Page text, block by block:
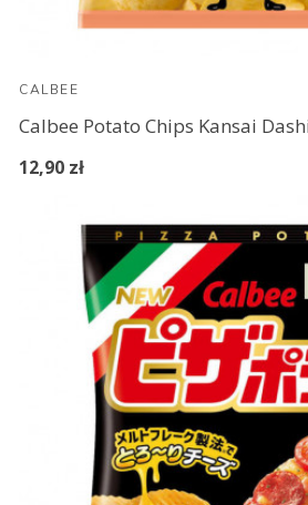
CALBEE
Calbee Potato Chips Kansai
12,90 zł